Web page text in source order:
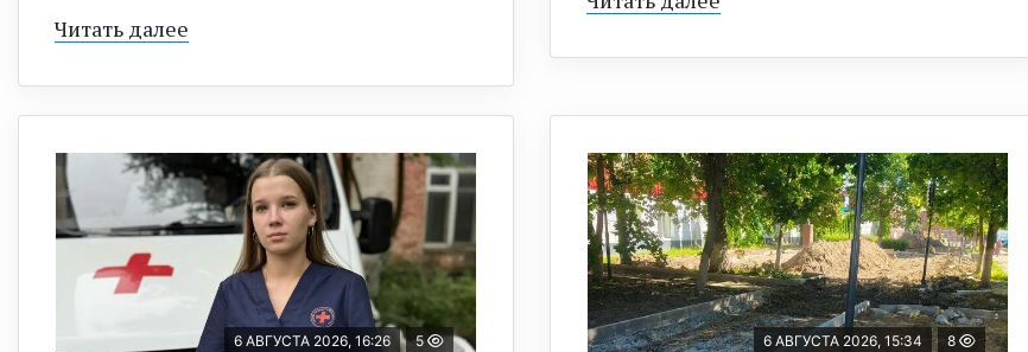
Читать далее
6 АВГУСТА 2026, 16:26 5 6 АВГУСТА 2026, 15:34 8